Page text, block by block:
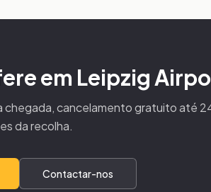
em Leipzig
chegada, cancelamento gratuito até
da recolha.
Contactar-nos